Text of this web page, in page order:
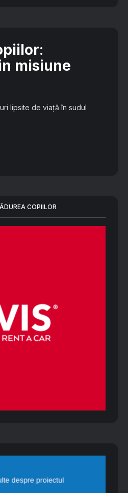
:
misiune
lipsite de viață în sudul
COPIILOR